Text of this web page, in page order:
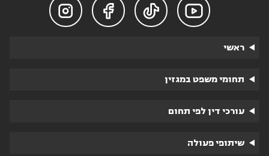




ראשי
תחומי משפט במגזין
עורכי דין לפי תחום
שיתופי פעולה